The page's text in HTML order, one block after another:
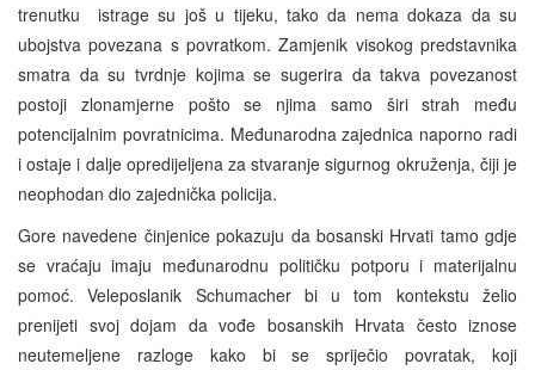
trenutku istrage su još u tijeku, tako da nema dokaza da su
ubojstva povezana s povratkom. Zamjenik visokog predstavnika
smatra da su tvrdnje kojima se sugerira da takva povezanost
postoji zlonamjerne pošto se njima samo širi strah među
potencijalnim povratnicima. Međunarodna zajednica naporno radi
i ostaje i dalje opredijeljena za stvaranje sigurnog okruženja, čiji je
neophodan dio zajednička policija.
Gore navedene činjenice pokazuju da bosanski Hrvati tamo gdje
se vraćaju imaju međunarodnu političku potporu i materijalnu
pomoć. Veleposlanik Schumacher bi u tom kontekstu želio
prenijeti svoj dojam da vođe bosanskih Hrvata često iznose
neutemeljene razloge kako bi se spriječio povratak, koji